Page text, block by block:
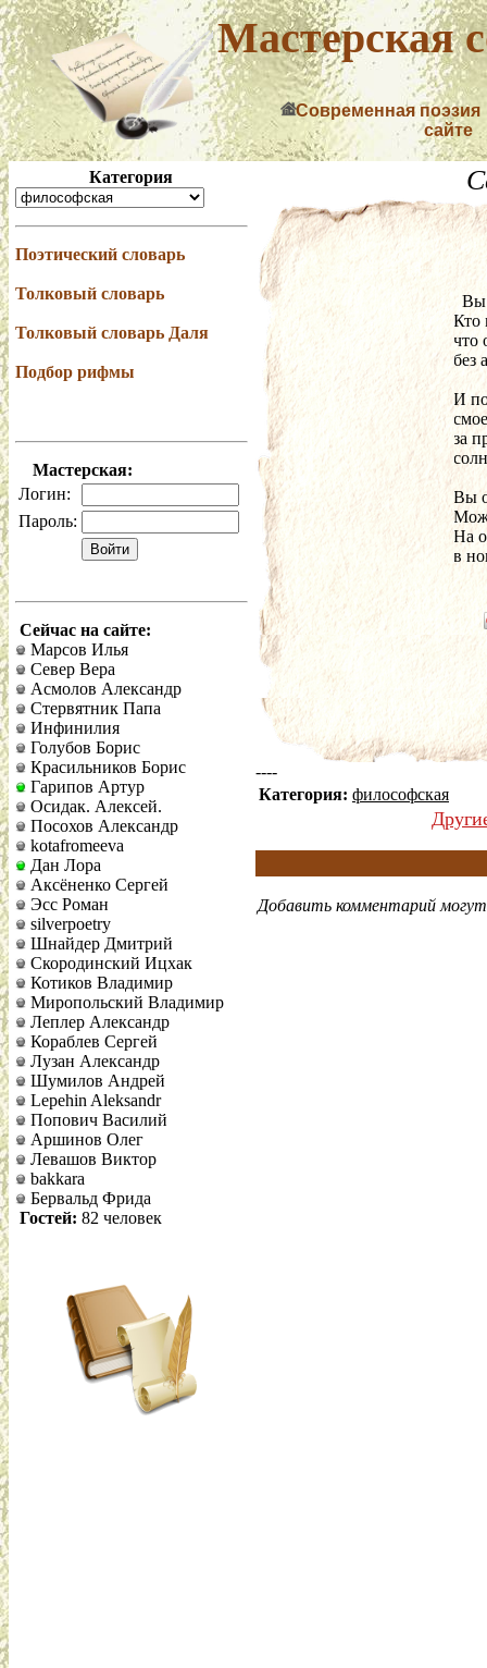
Мастерская
Современная поэзия
сайте
Категория
Поэтический словарь
Толковый словарь
Толковый словарь Даля
Подбор рифмы
Мастерская:
Логин:
Пароль:
Сейчас на сайте:
Марсов Илья
Север Вера
Асмолов Александр
Стервятник Папа
Инфинилия
Голубов Борис
Красильников Борис
Гарипов Артур
Осидак. Алексей.
Посохов Александр
kotafromeeva
Дан Лора
Аксёненко Сергей
Эсс Роман
silverpoetry
Шнайдер Дмитрий
Скородинский Ицхак
Котиков Владимир
Миропольский Владимир
Леплер Александр
Кораблев Сергей
Лузан Александр
Шумилов Андрей
Lepehin Aleksandr
Попович Василий
Аршинов Олег
Левашов Виктор
bakkara
Бервальд Фрида
Гостей: 82 человек
Кто
что
без
И
за
Вы
На
в
----
Категория: философская
Добавить комментарий